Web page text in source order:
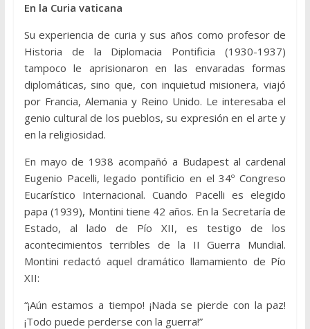
En la Curia vaticana
Su experiencia de curia y sus años como profesor de
Historia de la Diplomacia Pontificia (1930-1937)
tampoco le aprisionaron en las envaradas formas
diplomáticas, sino que, con inquietud misionera, viajó
por Francia, Alemania y Reino Unido. Le interesaba el
genio cultural de los pueblos, su expresión en el arte y
en la religiosidad.
En mayo de 1938 acompañó a Budapest al cardenal
Eugenio Pacelli, legado pontificio en el 34º Congreso
Eucarístico Internacional. Cuando Pacelli es elegido
papa (1939), Montini tiene 42 años. En la Secretaría de
Estado, al lado de Pío XII, es testigo de los
acontecimientos terribles de la II Guerra Mundial.
Montini redactó aquel dramático llamamiento de Pío
XII:
“¡Aún estamos a tiempo! ¡Nada se pierde con la paz!
¡Todo puede perderse con la guerra!”